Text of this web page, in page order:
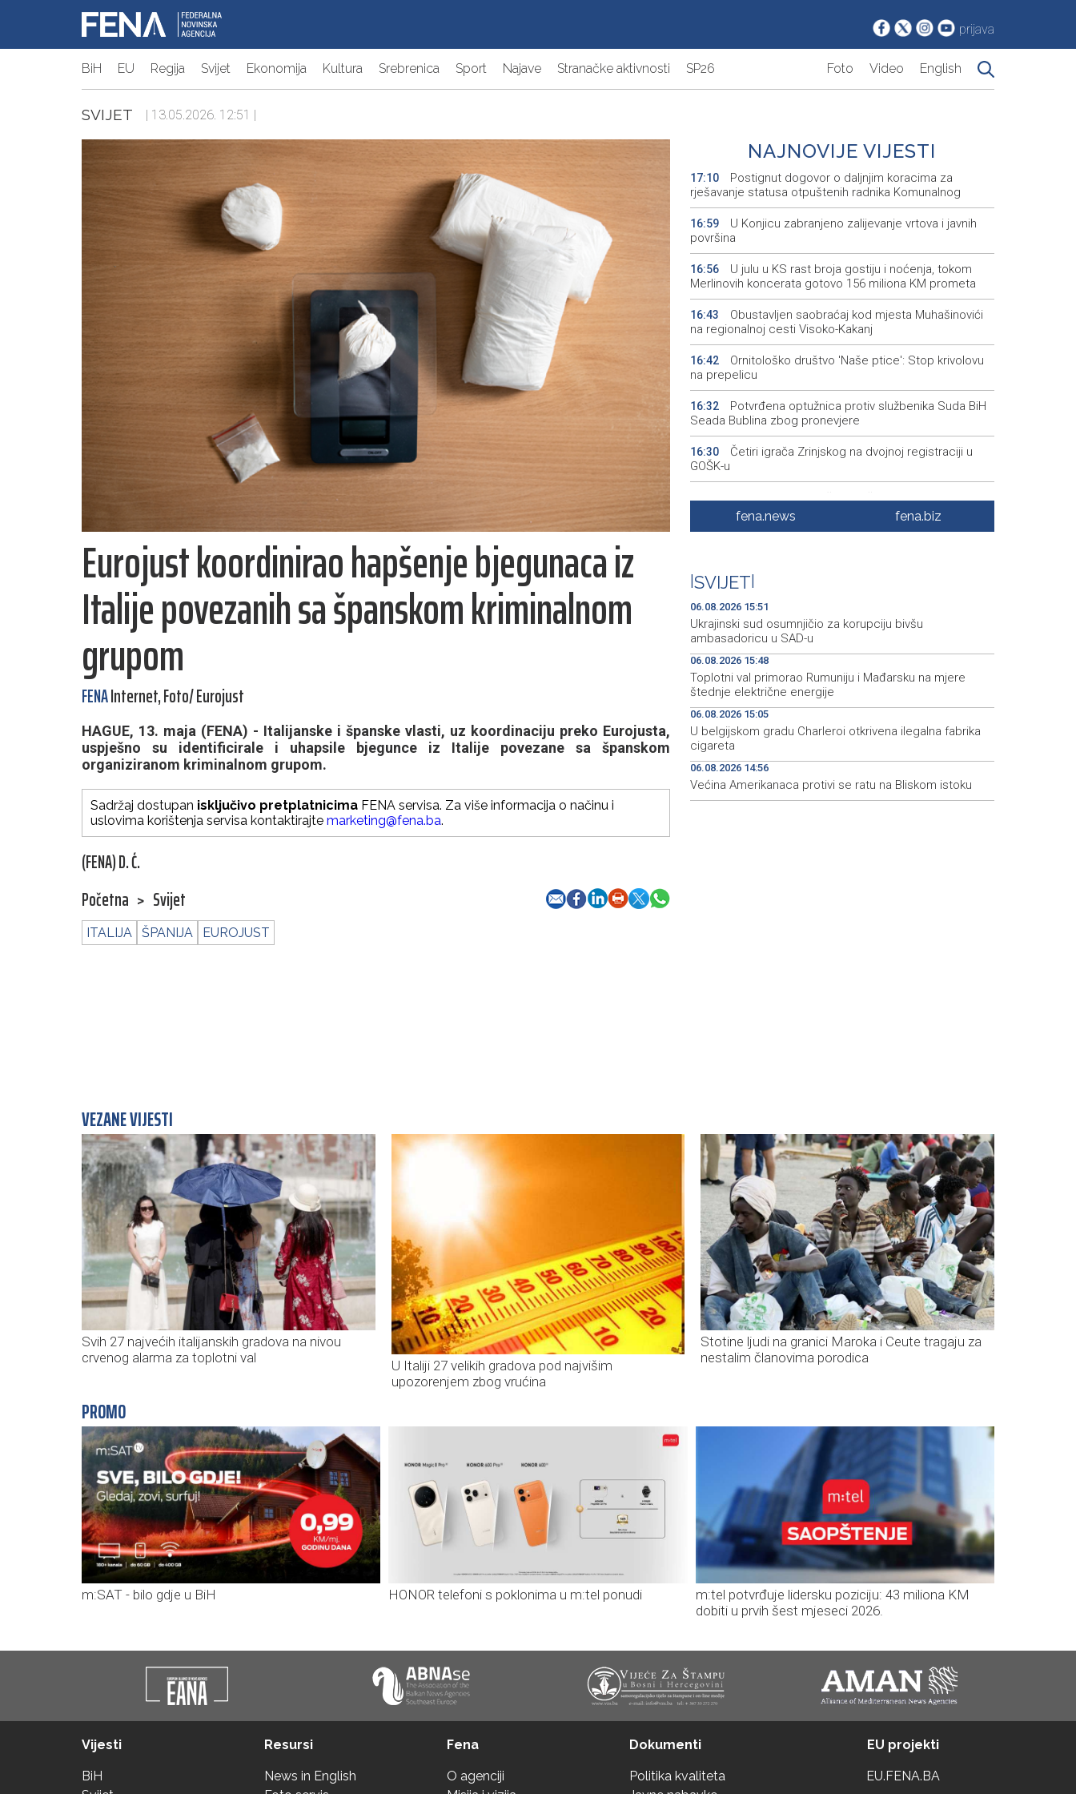
prijava
BiH EU Regija Svijet Ekonomija Kultura Srebrenica Sport Najave Stranačke aktivnosti SP26 Foto Video English
SVIJET | 13.05.2026. 12:51 |
Eurojust koordinirao hapšenje bjegunaca iz
Italije povezanih sa španskom kriminalnom
grupom
FENAInternet, Foto/ Eurojust
HAGUE, 13. maja (FENA) - Italijanske i španske vlasti, uz koordinaciju preko Eurojusta,
uspješno su identificirale i uhapsile bjegunce iz Italije povezane sa španskom
organiziranom kriminalnom grupom.
Sadržaj dostupan isključivo pretplatnicima FENA servisa. Za više informacija o načinu i
uslovima korištenja servisa kontaktirajte marketing@fena.ba.
(FENA) D. Ć.
Početna > Svijet
ITALIJA ŠPANIJA EUROJUST
NAJNOVIJE VIJESTI
17:10
Postignut dogovor o daljnjim koracima za
rješavanje statusa otpuštenih radnika Komunalnog
16:59
U Konjicu zabranjeno zalijevanje vrtova i javnih
površina
16:56
U julu u KS rast broja gostiju i noćenja, tokom
Merlinovih koncerata gotovo 156 miliona KM prometa
16:43
Obustavljen saobraćaj kod mjesta Muhašinovići
na regionalnoj cesti Visoko-Kakanj
16:42
Ornitološko društvo 'Naše ptice': Stop krivolovu
na prepelicu
16:32
Potvrđena optužnica protiv službenika Suda BiH
Seada Bublina zbog pronevjere
16:30
Četiri igrača Zrinjskog na dvojnoj registraciji u
GOŠK-u
Srbija: Sindikat traži da zaštita radnika na visokim
temperaturama uđe u zakon
16:04
Vozač podlegao ozljedama nakon sudara kod
Tomislavgrada
fena.news fena.biz
SVIJET
06.08.2026 15:51
Ukrajinski sud osumnjičio za korupciju bivšu
ambasadoricu u SAD-u
06.08.2026 15:48
Toplotni val primorao Rumuniju i Mađarsku na mjere
štednje električne energije
06.08.2026 15:05
U belgijskom gradu Charleroi otkrivena ilegalna fabrika
cigareta
06.08.2026 14:56
Većina Amerikanaca protivi se ratu na Bliskom istoku
VEZANE VIJESTI
Svih 27 najvećih italijanskih gradova na nivou
crvenog alarma za toplotni val
U Italiji 27 velikih gradova pod najvišim
upozorenjem zbog vrućina
Stotine ljudi na granici Maroka i Ceute tragaju za
nestalim članovima porodica
PROMO
m:SAT - bilo gdje u BiH HONOR telefoni s poklonima u m:tel ponudi
m:tel potvrđuje lidersku poziciju: 43 miliona KM
dobiti u prvih šest mjeseci 2026.
Vijesti
BiH
Resursi
News in English
Fena
O agenciji
Dokumenti
Politika kvaliteta
EU projekti
EU.FENA.BA